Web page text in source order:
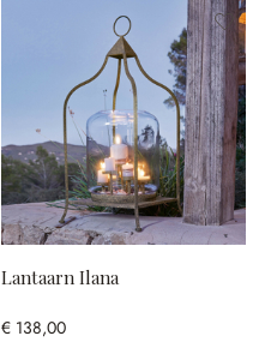
Lantaarn Ilana
€ 138,00